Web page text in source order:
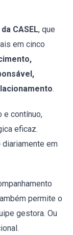
CASEL, que
em cinco
.
e contínuo,
eficaz.
diariamente em
permite o
gestora. Ou